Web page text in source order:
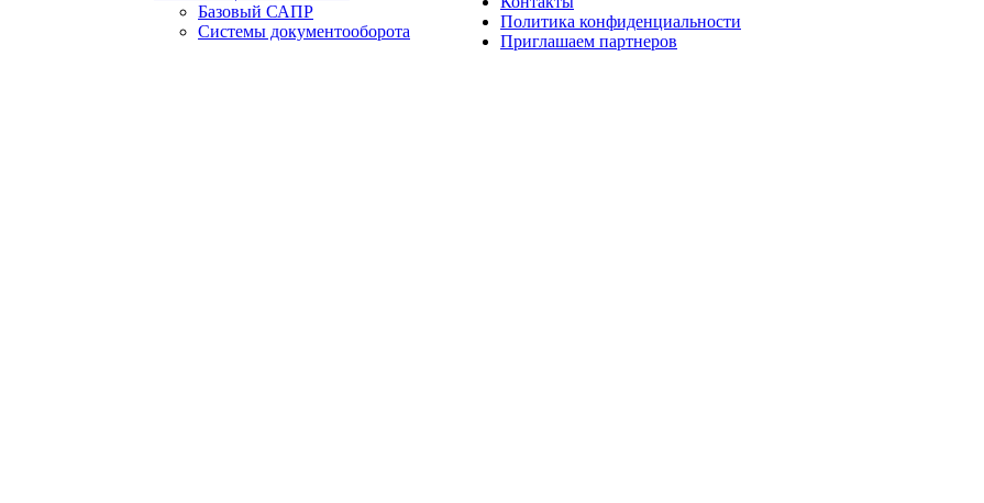
Базовый САПР
Системы документооборота
Политика конфиденциальности
Приглашаем партнеров